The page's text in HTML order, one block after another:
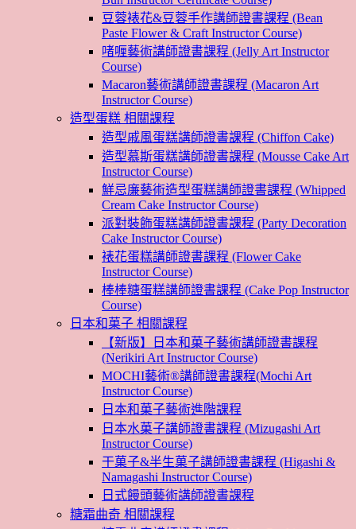
豆蓉裱花&豆蓉手作講師證書課程 (Bean
Paste Flower & Craft Instructor Course)
啫喱藝術講師證書課程 (Jelly Art Instructor
Course)
Macaron藝術講師證書課程 (Macaron Art
Instructor Course)
造型蛋糕 相關課程
造型戚風蛋糕講師證書課程 (Chiffon Cake)
造型慕斯蛋糕講師證書課程 (Mousse Cake Art
Instructor Course)
鮮忌廉藝術造型蛋糕講師證書課程 (Whipped
Cream Cake Instructor Course)
派對裝飾蛋糕講師證書課程 (Party Decoration
Cake Instructor Course)
裱花蛋糕講師證書課程 (Flower Cake
Instructor Course)
棒棒糖蛋糕講師證書課程 (Cake Pop Instructor
Course)
日本和菓子 相關課程
【新版】日本和菓子藝術講師證書課程
(Nerikiri Art Instructor Course)
MOCHI藝術®講師證書課程(Mochi Art
Instructor Course)
日本和菓子藝術進階課程
日本水菓子講師證書課程 (Mizugashi Art
Instructor Course)
干菓子&半生菓子講師證書課程 (Higashi &
Namagashi Instructor Course)
日式饅頭藝術講師證書課程
糖霜曲奇 相關課程